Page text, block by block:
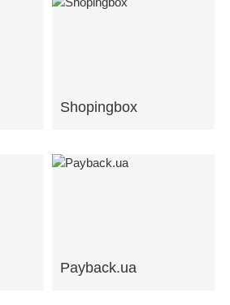
Shopingbox
Payback.ua